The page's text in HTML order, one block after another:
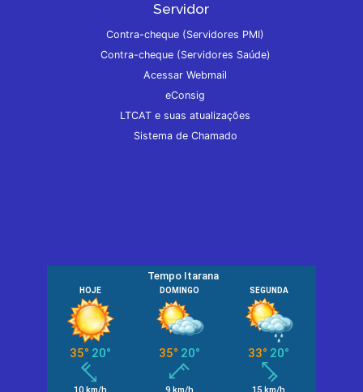
Servidor
Contra-cheque (Servidores PMI)
Contra-cheque (Servidores Saúde)
Acessar Webmail
eConsig
LTCAT e suas atualizações
Sistema de Chamado